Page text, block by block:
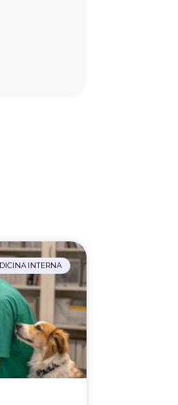
INTERNA